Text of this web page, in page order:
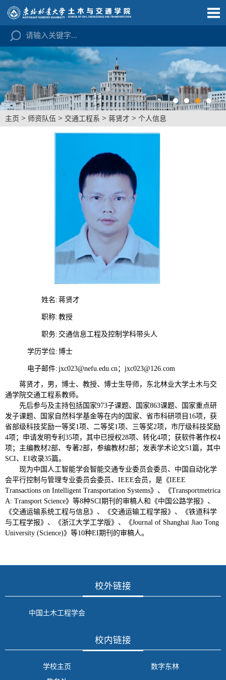
主页 > 师资队伍 > 交通工程系 > 蒋贤才 > 个人信息
姓名: 蒋贤才
职称: 教授
职务: 交通信息工程及控制学科带头人
学历学位: 博士
电子邮件: jxc023@nefu.edu.cn；jxc023@126.com
蒋贤才，男，博士、教授、博士生导师，东北林业大学土木与交
通学院交通工程系教师。
先后参与及主持包括国家973子课题、国家863课题、国家重点研
发子课题、国家自然科学基金等在内的国家、省市科研项目 16项，获
省部级科技奖励一等奖1项、二等奖1项、三等奖2项，市厅级科技奖励
4项；申请发明专利 35项，其中已授权28项、转化4项；获软件著作权4
项；主编教材2部、专著2部，参编教材2部；发表学术论文51篇，其中
SCI、 EI收录35篇。
现为中国人工智能学会智能交通专业委员会委员、中国自动化学
会平行控制与管理专业委员会委员、 IEEE会员，是《IEEE
Transactions on Intelligent Transportation Systems》、《Transportmetrica
A: Transport Science》等8种SCI期刊的审稿人和《中国公路学报》、
《交通运输系统工程与信息》、《交通运输工程学报》、《铁道科学
与工程学报》、《浙江大学工学版》、《Journal of Shanghai Jiao Tong
University (Science)》等10种EI期刊的审稿人。
校外链接
中国土木工程学会
校内链接
学校主页
数字东林